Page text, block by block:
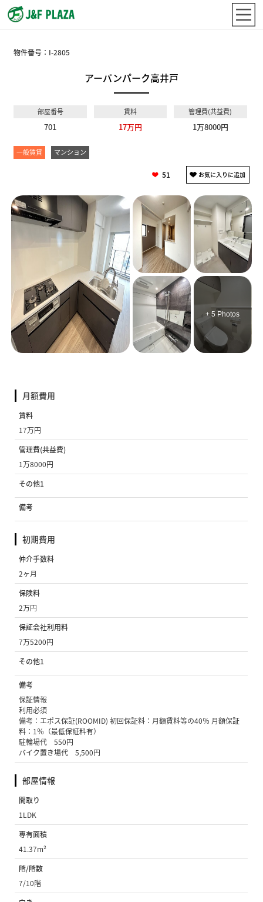
物件番号： I-2805
アーバンパーク高井戸
部屋番号
701
賃料
17万円
管理費(共益費)
1万8000円
一般賃貸 マンション
51
+ 5 Photos
月額費用
賃料
17万円
管理費(共益費)
1万8000円
その他1
備考
初期費用
仲介手数料
2ヶ月
保険料
2万円
保証会社利用料
7万5200円
その他1
備考
保証情報
利用必須
備考：エポス保証(ROOMID) 初回保証料：月額賃料等の40％ 月額保証
料：1％（最低保証料有）
駐輪場代 550円
バイク置き場代 5,500円
部屋情報
間取り
1LDK
専有面積
41.37m²
階/階数
7/10階